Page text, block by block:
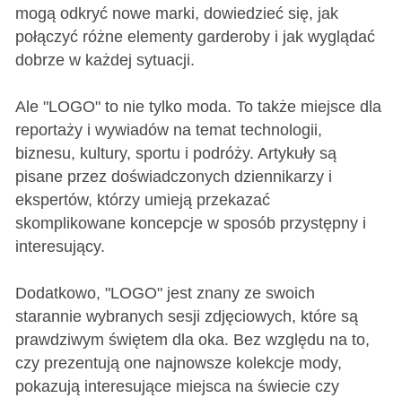
mogą odkryć nowe marki, dowiedzieć się, jak
połączyć różne elementy garderoby i jak wyglądać
dobrze w każdej sytuacji.
Ale "LOGO" to nie tylko moda. To także miejsce dla
reportaży i wywiadów na temat technologii,
biznesu, kultury, sportu i podróży. Artykuły są
pisane przez doświadczonych dziennikarzy i
ekspertów, którzy umieją przekazać
skomplikowane koncepcje w sposób przystępny i
interesujący.
Dodatkowo, "LOGO" jest znany ze swoich
starannie wybranych sesji zdjęciowych, które są
prawdziwym świętem dla oka. Bez względu na to,
czy prezentują one najnowsze kolekcje mody,
pokazują interesujące miejsca na świecie czy